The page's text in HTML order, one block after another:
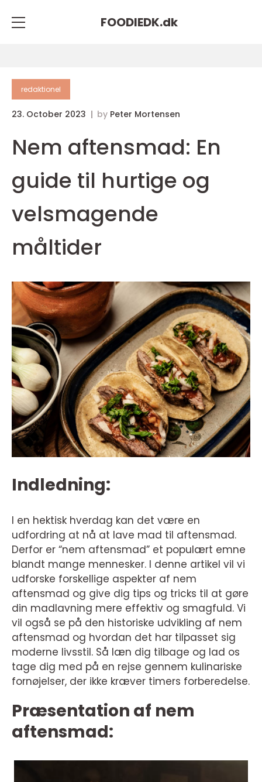
FOODIEDK.dk
redaktionel
23. October 2023 by Peter Mortensen
Nem aftensmad: En
guide til hurtige og
velsmagende
måltider
Indledning:
I en hektisk hverdag kan det være en
udfordring at nå at lave mad til aftensmad.
Derfor er “nem aftensmad” et populært emne
blandt mange mennesker. I denne artikel vil vi
udforske forskellige aspekter af nem
aftensmad og give dig tips og tricks til at gøre
din madlavning mere effektiv og smagfuld. Vi
vil også se på den historiske udvikling af nem
aftensmad og hvordan det har tilpasset sig
moderne livsstil. Så læn dig tilbage og lad os
tage dig med på en rejse gennem kulinariske
fornøjelser, der ikke kræver timers forberedelse.
Præsentation af nem
aftensmad: